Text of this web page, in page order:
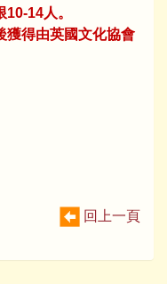
14人。
獲得由英國文化協會
回上一頁